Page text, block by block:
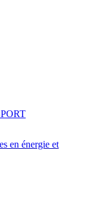
en énergie et